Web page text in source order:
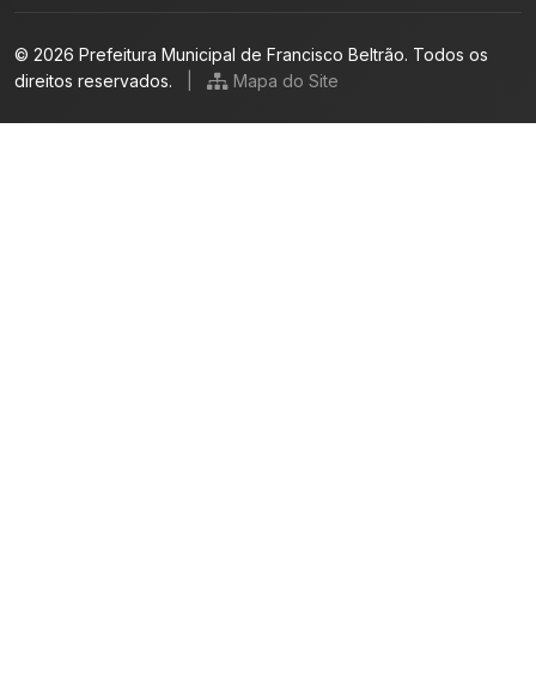
© 2026 Prefeitura Municipal de Francisco Beltrão. Todos os
direitos reservados.
Mapa do Site